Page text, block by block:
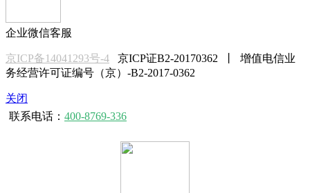
企业微信客服
京ICP备14041293号-4 京ICP证B2-20170362 丨 增值电信业
务经营许可证编号（京）-B2-2017-0362
关闭
联系电话： 400-8769-336